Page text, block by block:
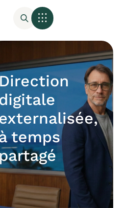
temps
partagé